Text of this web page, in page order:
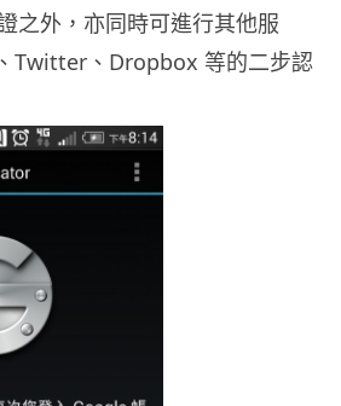
之外，亦同時可進行其他服
Twitter、Dropbox 等的二步認